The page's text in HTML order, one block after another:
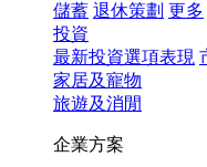
儲蓄 退休策劃 更多
投資
最新投資選項表現
家居及寵物
旅遊及消閒
企業方案